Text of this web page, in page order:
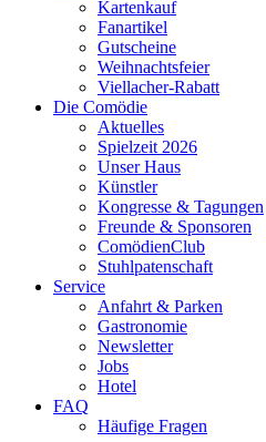
Kartenkauf
Fanartikel
Gutscheine
Weihnachtsfeier
Viellacher-Rabatt
Die Comödie
Aktuelles
Spielzeit 2026
Unser Haus
Künstler
Kongresse & Tagungen
Freunde & Sponsoren
ComödienClub
Stuhlpatenschaft
Service
Anfahrt & Parken
Gastronomie
Newsletter
Jobs
Hotel
FAQ
Häufige Fragen